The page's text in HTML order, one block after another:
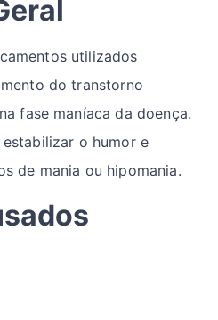
utilizados
do transtorno
fase maníaca da doença.
o humor e
de mania ou hipomania.